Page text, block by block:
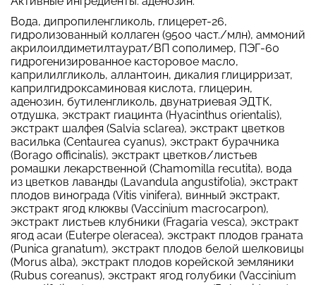
Вода, дипропиленгликоль, глицерет-26,
гидролизованный коллаген (9500 част./млн), аммоний
акрилоилдиметилтаурат/ВП сополимер, ПЭГ-60
гидрогенизированное касторовое масло,
каприлилгликоль, аллантоин, дикалия глицирризат,
каприлгидроксаминовая кислота, глицерин,
аденозин, бутиленгликоль, двунатриевая ЭДТК,
отдушка, экстракт гиацинта (Hyacinthus orientalis),
экстракт шалфея (Salvia sclarea), экстракт цветков
василька (Centaurea cyanus), экстракт бурачника
(Borago officinalis), экстракт цветков/листьев
ромашки лекарственной (Chamomilla recutita), вода
из цветков лаванды (Lavandula angustifolia), экстракт
плодов винограда (Vitis vinifera), винный экстракт,
экстракт ягод клюквы (Vaccinium macrocarpon),
экстракт листьев клубники (Fragaria vesca), экстракт
ягод асаи (Euterpe oleracea), экстракт плодов граната
(Punica granatum), экстракт плодов белой шелковицы
(Morus alba), экстракт плодов корейской земляники
(Rubus coreanus), экстракт ягод голубики (Vaccinium